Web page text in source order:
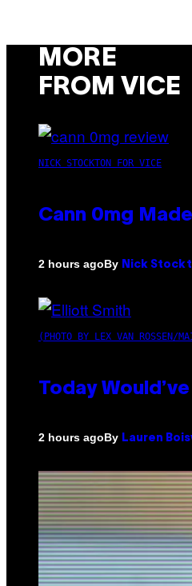
MORE
FROM VICE
NICK STOCKTON FOR VICE
Cann 0mg
2 hours agoBy Nick
(PHOTO BY LEX VAN ROSSEN/
Today
2 hours agoBy Lauren